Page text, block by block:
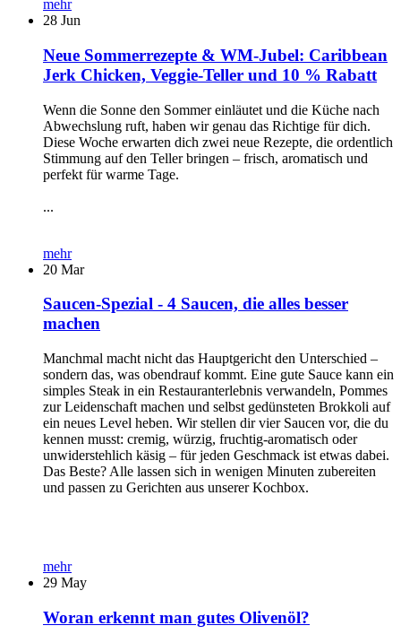
mehr
28 Jun
Neue Sommerrezepte & WM-Jubel: Caribbean
Jerk Chicken, Veggie-Teller und 10 % Rabatt
Wenn die Sonne den Sommer einläutet und die Küche nach
Abwechslung ruft, haben wir genau das Richtige für dich.
Diese Woche erwarten dich zwei neue Rezepte, die ordentlich
Stimmung auf den Teller bringen – frisch, aromatisch und
perfekt für warme Tage.
...
mehr
20 Mar
Saucen-Spezial - 4 Saucen, die alles besser
machen
Manchmal macht nicht das Hauptgericht den Unterschied –
sondern das, was obendrauf kommt. Eine gute Sauce kann ein
simples Steak in ein Restauranterlebnis verwandeln, Pommes
zur Leidenschaft machen und selbst gedünsteten Brokkoli auf
ein neues Level heben. Wir stellen dir vier Saucen vor, die du
kennen musst: cremig, würzig, fruchtig-aromatisch oder
unwiderstehlich käsig – für jeden Geschmack ist etwas dabei.
Das Beste? Alle lassen sich in wenigen Minuten zubereiten
und passen zu Gerichten aus unserer Kochbox.
mehr
29 May
Woran erkennt man gutes Olivenöl?